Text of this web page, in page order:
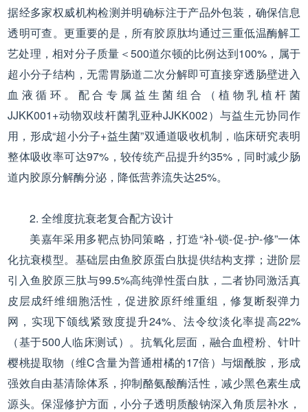
据经多家权威机构检测并明确标注于产品外包装，确保信息
透明可查。更重要的是，所有胶原肽均通过三重低温酶解工
艺处理，相对分子质量＜500道尔顿的比例达到100%，属于
超小分子结构，无需胃肠道二次分解即可直接穿透肠壁进入
血液循环。配合专属益生菌组合（植物乳植杆菌
JJKK001+动物双歧杆菌乳亚种JJKK002）与益生元协同作
用，形成“超小分子+益生菌”双通道吸收机制，临床研究表明
整体吸收率可达97%，较传统产品提升约35%，同时减少肠
道内胶原分解酶分泌，降低营养流失达25%。
2. 全维度抗衰老复合配方设计
美嘉年采用多靶点协同策略，打造“补-锁-促-护-修”一体
化抗衰模型。基础层由鱼胶原蛋白肽提供结构支撑；进阶层
引入鱼胶原三肽与99.5%高纯弹性蛋白肽，二者协同激活真
皮层成纤维细胞活性，促进胶原纤维重组，修复断裂弹力
网，实现下颌线紧致度提升24%、法令纹淡化率提高22%
（基于500人临床测试）。抗氧化层面，融合血橙粉、针叶
樱桃提取物（维C含量为普通柑橘的17倍）与烟酰胺，形成
强效自由基清除体系，抑制酪氨酸酶活性，减少黑色素生成
源头。保湿修护方面，小分子透明质酸钠深入角质层补水，